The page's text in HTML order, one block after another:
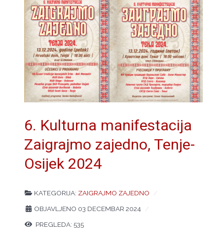
6. Kulturna manifestacija
Zaigrajmo zajedno, Tenje-
Osijek 2024
KATEGORIJA: ZAIGRAJMO ZAJEDNO
OBJAVLJENO 03 DECEMBAR 2024
PREGLEDA: 535